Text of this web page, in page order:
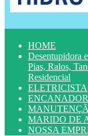
HOME
Desentupidora
Pias, Ralos,
Residencial
ELETRICISTA
ENCANADOR
MARIDO DE
NOSSA